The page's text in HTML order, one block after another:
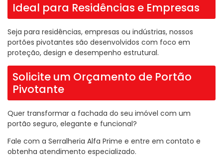
Ideal para Residências e Empresas
Seja para residências, empresas ou indústrias, nossos
portões pivotantes são desenvolvidos com foco em
proteção, design e desempenho estrutural.
Solicite um Orçamento de Portão
Pivotante
Quer transformar a fachada do seu imóvel com um
portão seguro, elegante e funcional?
Fale com a Serralheria Alfa Prime e entre em contato e
obtenha atendimento especializado.